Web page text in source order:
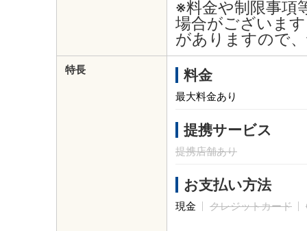
※料金や制限事項
場合がございま
がありますので
特長 料金
最大料金あり
提携サービス
提携店舗あり
お支払い方法
現金 クレジットカード